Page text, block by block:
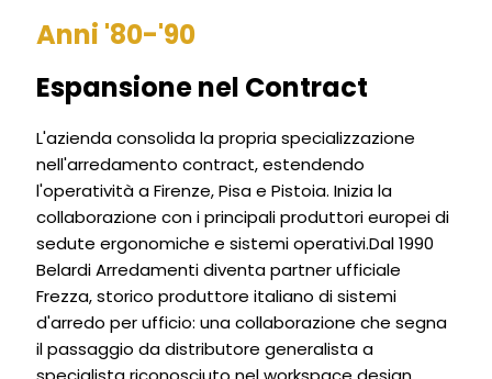
Anni '80-'90
Espansione nel Contract
L'azienda consolida la propria specializzazione
nell'arredamento contract, estendendo
l'operatività a Firenze, Pisa e Pistoia. Inizia la
collaborazione con i principali produttori europei di
sedute ergonomiche e sistemi operativi.Dal 1990
Belardi Arredamenti diventa partner ufficiale
Frezza, storico produttore italiano di sistemi
d'arredo per ufficio: una collaborazione che segna
il passaggio da distributore generalista a